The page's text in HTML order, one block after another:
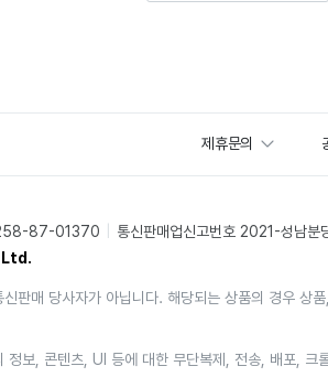
제휴문의
258-87-01370 통신판매업신고번호 2021-성남분
판매 당사자가 아닙니다. 해당되는 상품의 경우
보, 콘텐츠, UI 등에 대한 무단복제, 전송, 배포,